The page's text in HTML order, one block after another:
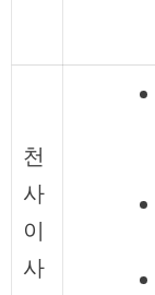
천
사
이
사